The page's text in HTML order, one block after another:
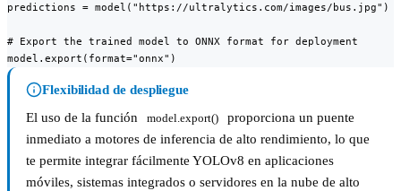
predictions = model("https://ultralytics.com/images/bus.jpg")
# Export the trained model to ONNX format for deployment
model.export(format="onnx")
Flexibilidad de despliegue
El uso de la función
model.export()
proporciona un puente
inmediato a motores de inferencia de alto rendimiento, lo que
te permite integrar fácilmente YOLOv8 en aplicaciones
móviles, sistemas integrados o servidores en la nube de alto